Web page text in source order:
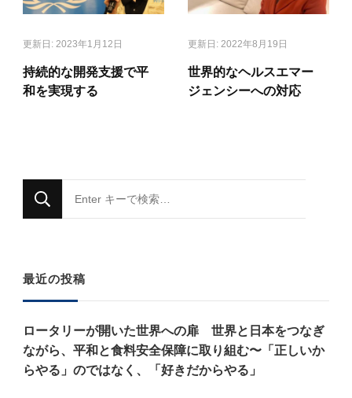
更新日: 2023年1月12日
持続的な開発支援で平
和を実現する
更新日: 2022年8月19日
世界的なヘルスエマー
ジェンシーへの対応
に
探
で
す
最近の投稿
ロータリーが開いた世界への扉 世界と日本をつなぎ
ながら、平和と食料安全保障に取り組む〜「正しいか
らやる」のではなく、「好きだからやる」